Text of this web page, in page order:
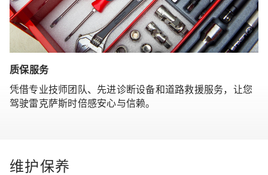
质保服务
凭借专业技师团队、先进诊断设备和道路救援服务，让您
驾驶雷克萨斯时倍感安心与信赖。
维护保养